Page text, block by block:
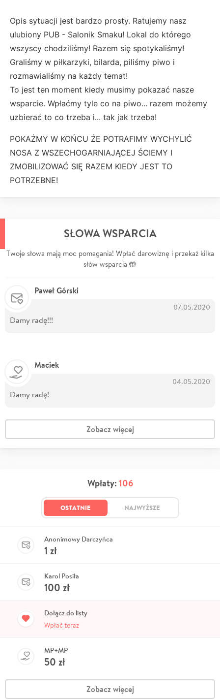
Opis sytuacji jest bardzo prosty. Ratujemy nasz
ulubiony PUB - Salonik Smaku! Lokal do którego
wszyscy chodziliśmy! Razem się spotykaliśmy!
Graliśmy w piłkarzyki, bilarda, piliśmy piwo i
rozmawialiśmy na każdy temat!
To jest ten moment kiedy musimy pokazać nasze
wsparcie. Wpłaćmy tyle co na piwo... razem możemy
uzbierać to co trzeba i... tak jak trzeba!
POKAŻMY W KOŃCU ŻE POTRAFIMY WYCHYLIĆ
NOSA Z WSZECHOGARNIAJĄCEJ ŚCIEMY I
ZMOBILIZOWAĆ SIĘ RAZEM KIEDY JEST TO
POTRZEBNE!
SŁOWA WSPARCIA
Twoje słowa mają moc pomagania! Wpłać darowiznę i przekaż kilka
słów wsparcia 🤲
Paweł Górski
07.05.2020
Damy radę!!!
Maciek
04.05.2020
Damy radę!
Zobacz więcej
Wpłaty: 106
OSTATNIE NAJWYŻSZE
Anonimowy Darczyńca
1 zł
Karol Posiła
100 zł
Dołącz do listy
Wpłać teraz
MP+MP
50 zł
Zobacz więcej